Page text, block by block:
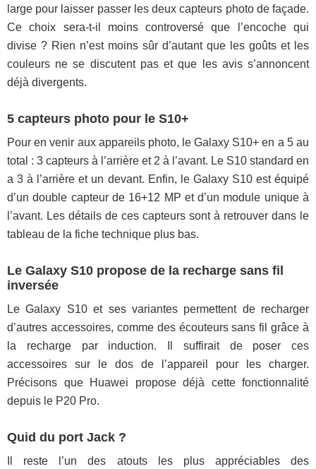
large pour laisser passer les deux capteurs photo de façade.
Ce choix sera-t-il moins controversé que l’encoche qui
divise ? Rien n’est moins sûr d’autant que les goûts et les
couleurs ne se discutent pas et que les avis s’annoncent
déjà divergents.
5 capteurs photo pour le S10+
Pour en venir aux appareils photo, le Galaxy S10+ en a 5 au
total : 3 capteurs à l’arrière et 2 à l’avant. Le S10 standard en
a 3 à l’arrière et un devant. Enfin, le Galaxy S10 est équipé
d’un double capteur de 16+12 MP et d’un module unique à
l’avant. Les détails de ces capteurs sont à retrouver dans le
tableau de la fiche technique plus bas.
Le Galaxy S10 propose de la recharge sans fil
inversée
Le Galaxy S10 et ses variantes permettent de recharger
d’autres accessoires, comme des écouteurs sans fil grâce à
la recharge par induction. Il suffirait de poser ces
accessoires sur le dos de l’appareil pour les charger.
Précisons que Huawei propose déjà cette fonctionnalité
depuis le P20 Pro.
Quid du port Jack ?
Il reste l’un des atouts les plus appréciables des